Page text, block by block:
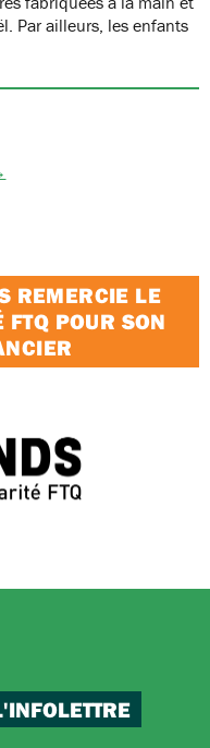
Par ailleurs, les enfants
REMERCIE LE
POUR SON